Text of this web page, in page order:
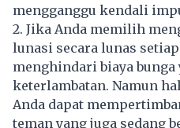
mengganggu kendali
2. Jika Anda memilih
lunasi secara lunas
menghindari biaya bunga
keterlambatan. Namun
Anda dapat
teman yang juga sedang